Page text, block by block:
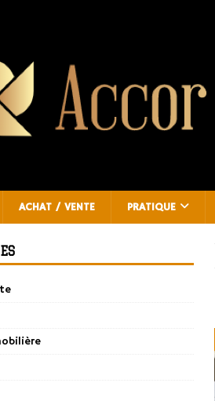
ACHAT / VENTE PRATIQUE